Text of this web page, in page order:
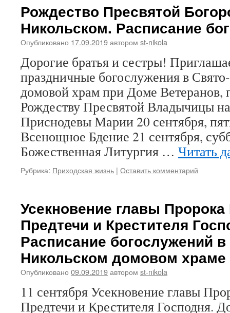
Рождество Пресвятой
Никольском. Расписание
Опубликовано 17.09.2019автором st-nikola
Дорогие братья и сестры!
праздничные богослужения в
домовой храм при Доме Ветеранов,
Рождеству Пресвятой Владычицы
Приснодевы Марии 20 сентября,
Всенощное Бдение 21 сентября,
Божественная Литургия … Читать
Рубрика: Приходская жизнь | Оставить комментарий
Усекновение главы
Предтечи и Крестителя
Расписание богослужений
Никольском домовом храме
Опубликовано 09.09.2019автором st-nikola
11 сентября Усекновение главы
Предтечи и Крестителя Господня.